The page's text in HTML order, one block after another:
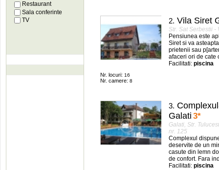
2. Vila Siret
Str. Sat Serbestii -
Pensiunea este
Siret si va
prietenii sau
afaceri ori de cate
Facilitati: piscina
Nr. locuri: 16
Nr. camere: 8
3.
Galati 3*
Galati, Str.
nr. 125
Complexul
deservite de un
casute din lemn
de confort. Fara
Facilitati: piscina
Restaurant
Sala conferinte
TV